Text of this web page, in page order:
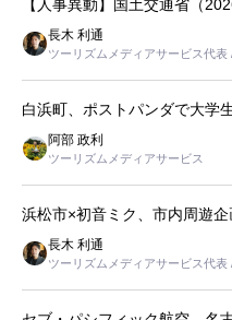
【人事異動】国土交通省（
長木 利通
ツーリズムメディアサービス代表
白浜町、ポストパンダで大学
阿部 政利
ツーリズムメディアサービス
浜松市×初音ミク、市内周遊
長木 利通
ツーリズムメディアサービス代表